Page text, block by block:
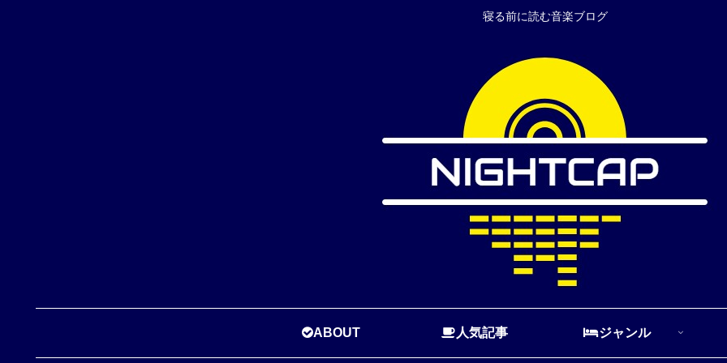
寝る前に読む音楽ブログ
ABOUT 人気記事 ジャンル